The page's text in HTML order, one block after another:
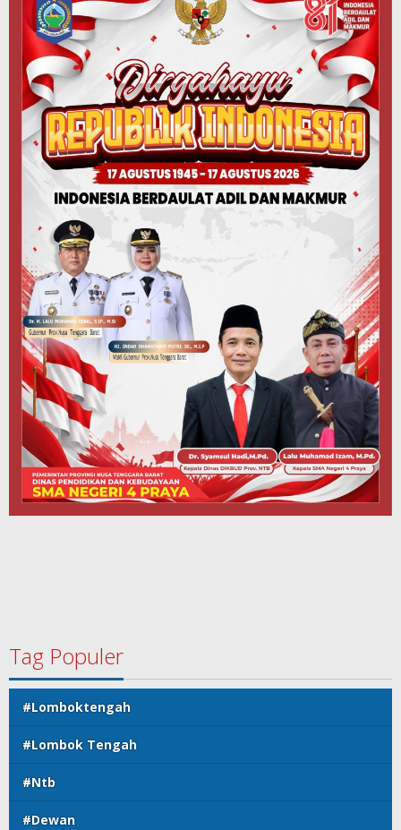
Tag Populer
#Lomboktengah
#Lombok Tengah
#Ntb
#Dewan